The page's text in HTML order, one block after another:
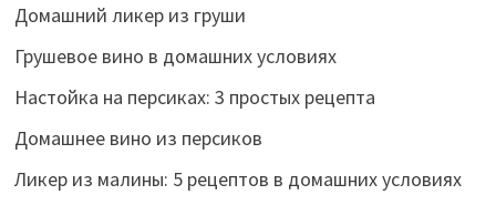
Домашний ликер из груши
Грушевое вино в домашних условиях
Настойка на персиках: 3 простых рецепта
Домашнее вино из персиков
Ликер из малины: 5 рецептов в домашних условиях